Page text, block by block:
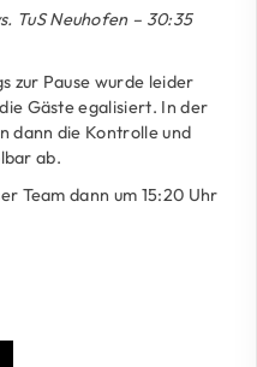
TuS Neuhofen – 30:35
zur Pause wurde leider
Gäste egalisiert. In der
dann die Kontrolle und
ab.
Team dann um 15:20 Uhr